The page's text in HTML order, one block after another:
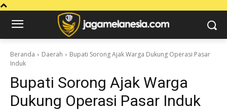
Beranda Daerah
Bupati Sorong Ajak Warga Dukung Operasi Pasar
Induk
Bupati Sorong Ajak Warga
Dukung Operasi Pasar Induk